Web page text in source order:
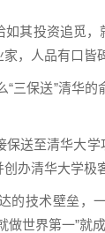
其投资追觅
，人品有口皆
三保送”清华
送至清华大
办清华大学极客
的技术壁垒，
世界第一”就